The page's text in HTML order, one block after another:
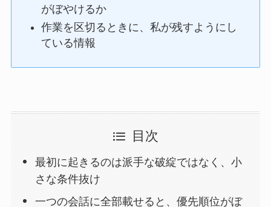
がぼやけるか
作業を区切るときに、私が残すようにし
ている情報
目次
最初に起きるのは派手な破綻ではなく、小
さな条件抜け
一つの会話に全部載せると、優先順位がぼ